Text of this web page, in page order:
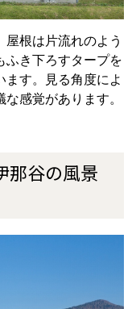
屋根は片流れのよう
ふき下ろすタープを
ます。見る角度によ
感覚があります。
那谷の風景